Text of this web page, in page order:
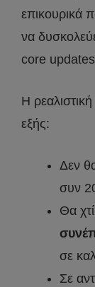
επικουρικά
να
core
Η
εξής:
Δεν
συν
Θα
σε
Σε